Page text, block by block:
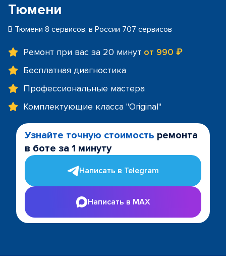
Тюмени
В Тюмени 8 сервисов, в России 707 сервисов
Ремонт при вас за 20 минут от 990 ₽
Бесплатная диагностика
Профессиональные мастера
Комплектующие класса "Original"
Узнайте точную стоимость ремонта
в боте за 1 минуту
Написать в Telegram
Написать в MAX